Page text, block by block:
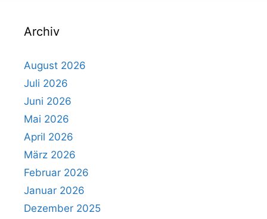
Archiv
August 2026
Juli 2026
Juni 2026
Mai 2026
April 2026
März 2026
Februar 2026
Januar 2026
Dezember 2025